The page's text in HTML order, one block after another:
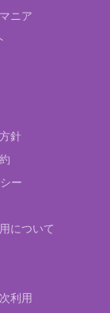
ニア
針
ー
について
利用